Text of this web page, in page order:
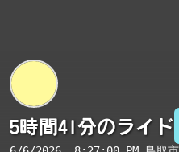
5時間41分のライド